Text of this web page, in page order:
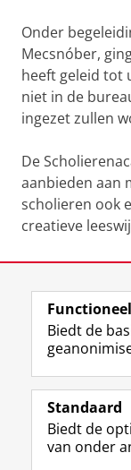
Onder
Mecsnóber,
heeft geleid tot
niet in de
ingezet zullen
De
aanbieden aan
scholieren ook
creatieve
View this page in:
Studiekiezers
Functioneel
Biedt de
Standaard
Biedt de
van onder